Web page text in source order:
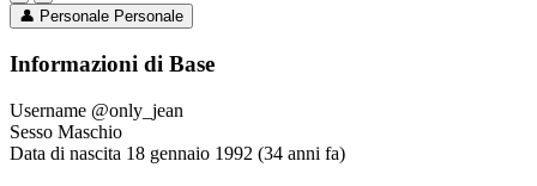
👤 Personale Personale
Informazioni di Base
Username @only_jean
Sesso Maschio
Data di nascita 18 gennaio 1992 (34 anni fa)